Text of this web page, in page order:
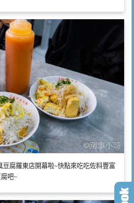
豆腐羅東店開幕啦~快點來吃吃佐料豐富
吧~